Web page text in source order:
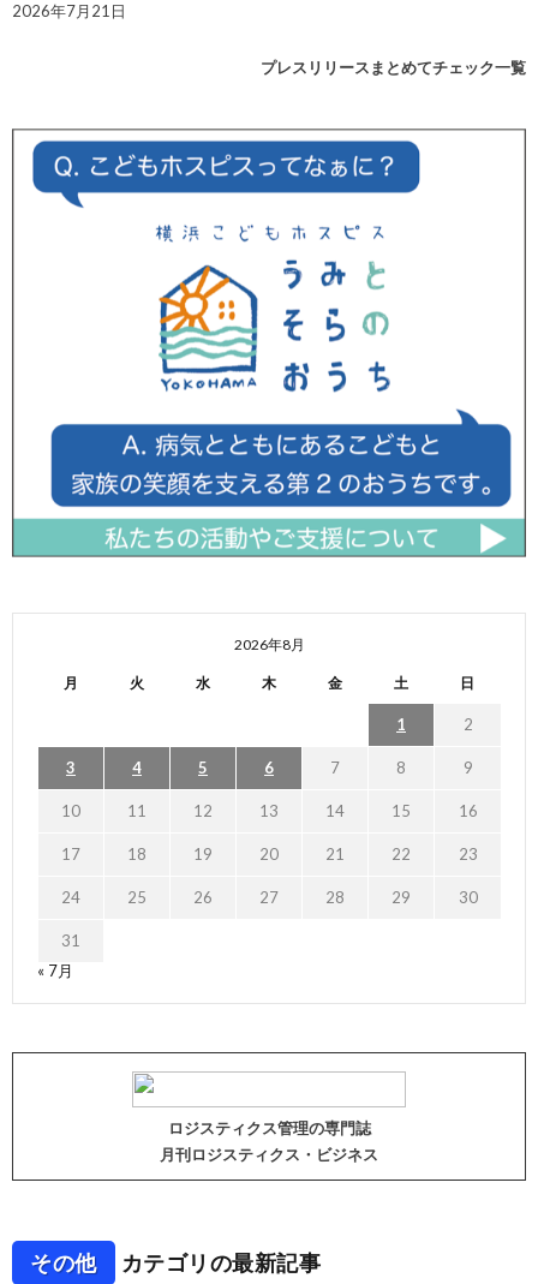
2026年7月21日
プレスリリースまとめてチェック一覧
2026年8月
月 火 水 木 金 土 日
1 2
3 4 5 6 7 8 9
10 11 12 13 14 15 16
17 18 19 20 21 22 23
24 25 26 27 28 29 30
31
« 7月
ロジスティクス管理の専門誌
月刊ロジスティクス・ビジネス
その他 カテゴリの最新記事